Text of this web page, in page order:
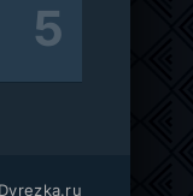
серия